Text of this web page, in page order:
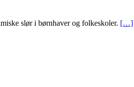
slør i børnhaver og folkeskoler. […]